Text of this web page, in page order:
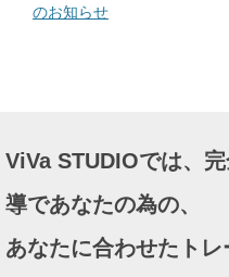
ま
す
稿
シ
ョ
のお知らせ
ViVa STUDIOでは、
導であなたの為の、
あなたに合わせたト